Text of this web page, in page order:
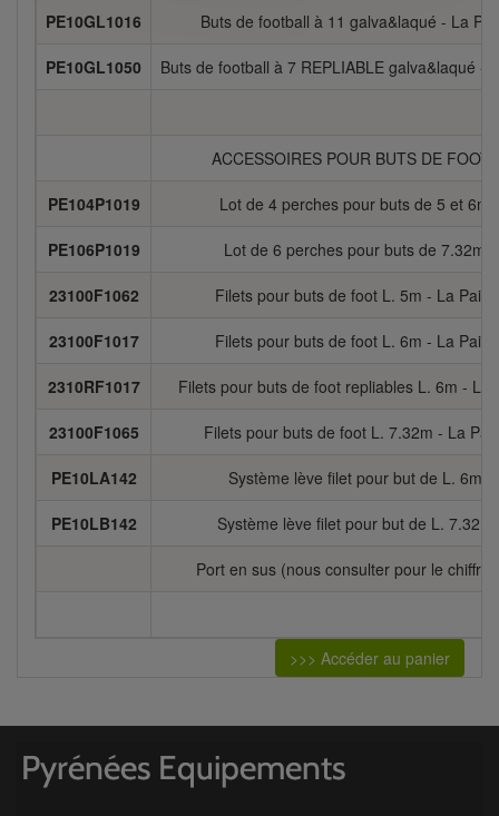
PE10GL1016 Buts de football à 11 galva&laqué - La
PE10GL1050 Buts de football à 7 REPLIABLE galva&laqué -
ACCESSOIRES POUR BUTS DE FOOT :
PE104P1019 Lot de 4 perches pour buts de 5 et 6m
PE106P1019 Lot de 6 perches pour buts de 7.32m
23100F1062 Filets pour buts de foot L. 5m - La Paire
23100F1017 Filets pour buts de foot L. 6m - La Paire
2310RF1017 Filets pour buts de foot repliables L. 6m - La
23100F1065 Filets pour buts de foot L. 7.32m - La
PE10LA142 Système lève filet pour but de L. 6m
PE10LB142 Système lève filet pour but de L. 7.32m
Port en sus (nous consulter pour le
>>> Accéder au panier